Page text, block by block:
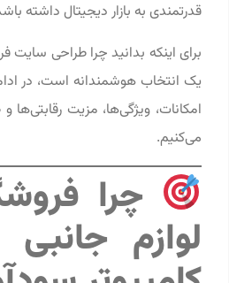
قدرتمندی به بازار دیجیتال داشته
برای اینکه بدانید چرا طراحی سایت
یک انتخاب هوشمندانه است، در
امکانات، ویژگی‌ها، مزیت رقابتی‌ها
می‌کنیم.
چرا
لوازم